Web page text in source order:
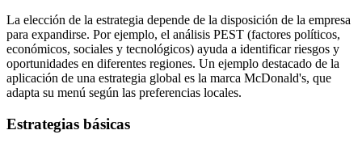
La elección de la estrategia depende de la disposición de la empresa
para expandirse. Por ejemplo, el análisis PEST (factores políticos,
económicos, sociales y tecnológicos) ayuda a identificar riesgos y
oportunidades en diferentes regiones. Un ejemplo destacado de la
aplicación de una estrategia global es la marca McDonald's, que
adapta su menú según las preferencias locales.
Estrategias básicas